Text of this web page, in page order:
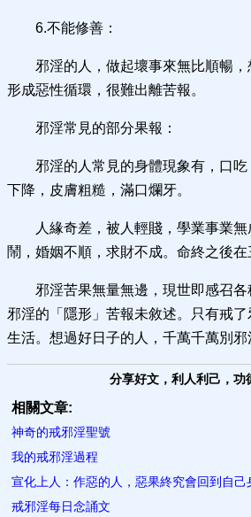
6.不能修善：
邪淫的人，做起壞事來無比順暢，
形成惡性循環，很難出離苦報。
邪淫常見的部分果報：
邪淫的人常見的身體現象有，口
下降，皮膚粗糙，滿口爛牙。
人緣奇差，被人輕賤，學業事業
鬧，婚姻不順，求財不成。命終之後在
邪淫苦果無量無邊，現世即感召
邪淫的「隱形」苦報未敘述。只有戒
生活。想過好日子的人，千萬千萬別邪
分享好文，利人利己，功
相關文章:
神奇的戒邪淫聖號
我的戒邪淫過程
宣化上人：作惡的人，惡果終究會回到自己
戒邪淫每日念誦文